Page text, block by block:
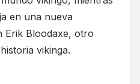
en una nueva
Erik Bloodaxe, otro
vikinga.